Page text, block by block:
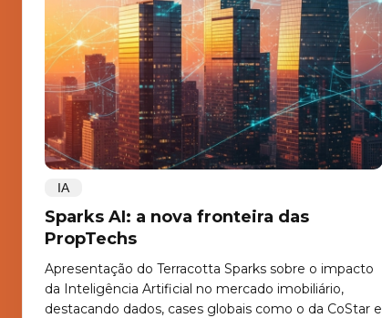
IA
Sparks AI: a nova fronteira das
PropTechs
Apresentação do Terracotta Sparks sobre o impacto
da Inteligência Artificial no mercado imobiliário,
destacando dados, cases globais como o da CoStar e